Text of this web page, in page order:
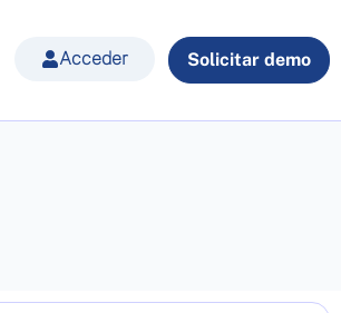
Acceder Solicitar demo